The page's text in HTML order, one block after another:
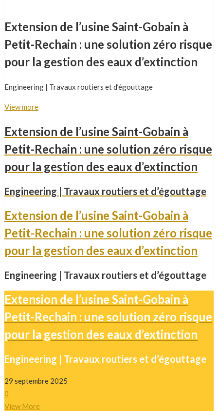
Extension de l’usine Saint-Gobain à
Petit-Rechain : une solution zéro risque
pour la gestion des eaux d’extinction
Engineering | Travaux routiers et d’égouttage
View more
Extension de l’usine Saint-Gobain à
Petit-Rechain : une solution zéro risque
pour la gestion des eaux d’extinction
Engineering | Travaux routiers et d’égouttage
Extension de l’usine Saint-Gobain à
Petit-Rechain : une solution zéro risque
pour la gestion des eaux d’extinction
Engineering | Travaux routiers et d’égouttage
Extension de l’usine Saint-Gobain à
Petit-Rechain : une solution zéro risque
pour la gestion des eaux d’extinction
Engineering | Travaux routiers et d’égouttage
29 septembre 2025
0
View More